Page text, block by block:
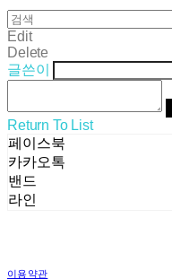
Edit
Delete
글쓴이
Return To List
페이스북
카카오톡
밴드
라인
이용약관